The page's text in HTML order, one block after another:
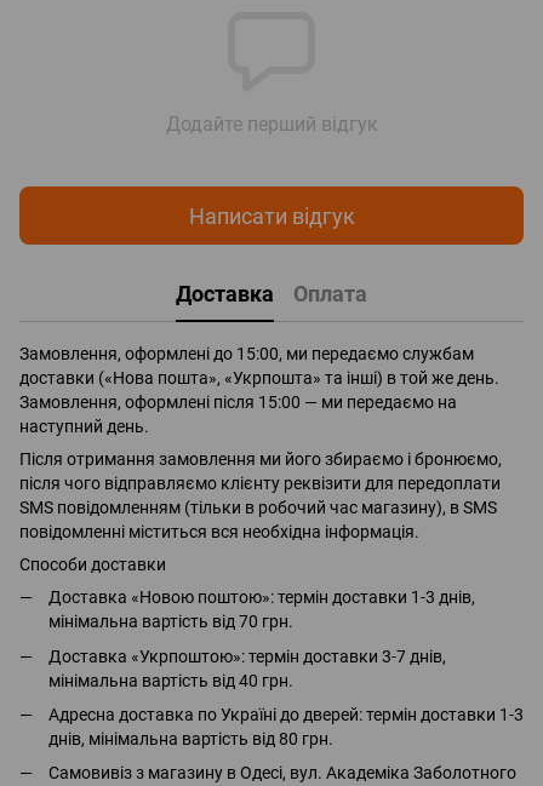
Додайте перший відгук
Написати відгук
Доставка Оплата
Замовлення, оформлені до 15:00, ми передаємо службам
доставки («Нова пошта», «Укрпошта» та інші) в той же день.
Замовлення, оформлені після 15:00 — ми передаємо на
наступний день.
Після отримання замовлення ми його збираємо і бронюємо,
після чого відправляємо клієнту реквізити для передоплати
SMS повідомленням (тільки в робочий час магазину), в SMS
повідомленні міститься вся необхідна інформація.
Способи доставки
Доставка «Новою поштою»: термін доставки 1-3 днів,
мінімальна вартість від 70 грн.
Доставка «Укрпоштою»: термін доставки 3-7 днів,
мінімальна вартість від 40 грн.
Адресна доставка по Україні до дверей: термін доставки 1-3
днів, мінімальна вартість від 80 грн.
Самовивіз з магазину в Одесі, вул. Академіка Заболотного